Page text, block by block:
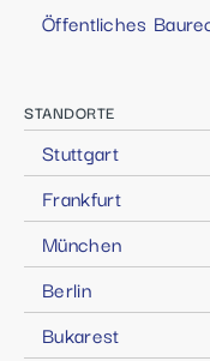
Öffentliches
STANDORTE
Stuttgart
Frankfurt
München
Berlin
Bukarest